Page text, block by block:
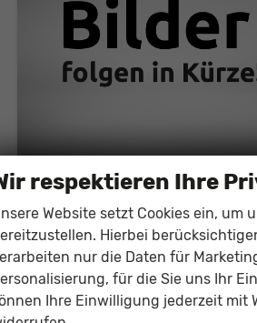
Cupra Terramar
1,5 eTSI DSG - LAGER
unverbindliche Lieferzeit:30.08.2026
Fahrzeugnr. 142617 Getriebe Automatik
Kraftstoff Benzin Außenfarbe
Leistung 110 kW (150 PS) Kilometerstand 20 km
respektieren Ihre
Website setzt Cookies ein, um
Hierbei
nur die Daten für
für die Sie uns Ihr
Ihre Einwilligung jederzeit mit